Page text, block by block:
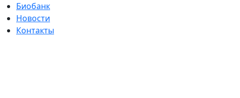
Биобанк
Новости
Контакты